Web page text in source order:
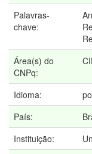
Palavras-
chave:
Área(s) do
CNPq:
Idioma:
País:
Instituição: